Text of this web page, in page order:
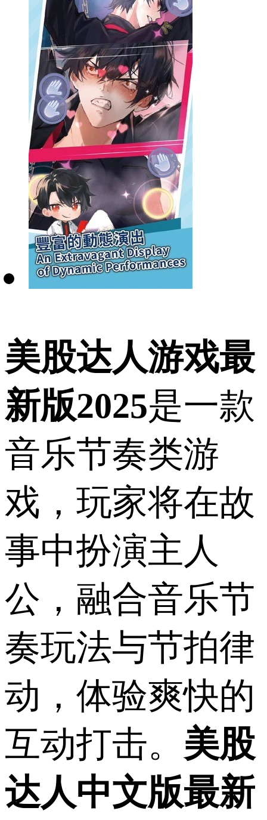
美股达人游戏最
新版2025是一款
音乐节奏类游
戏，玩家将在故
事中扮演主人
公，融合音乐节
奏玩法与节拍律
动，体验爽快的
互动打击。 美股
达人中文版最新